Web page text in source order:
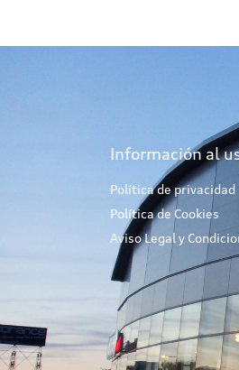
Información al
Política de privacidad
Política de Cookies
Aviso Legal y